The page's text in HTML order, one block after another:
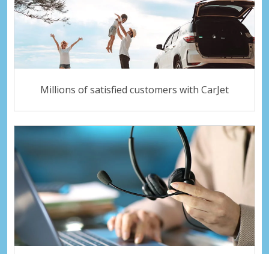
Millions of satisfied customers with CarJet